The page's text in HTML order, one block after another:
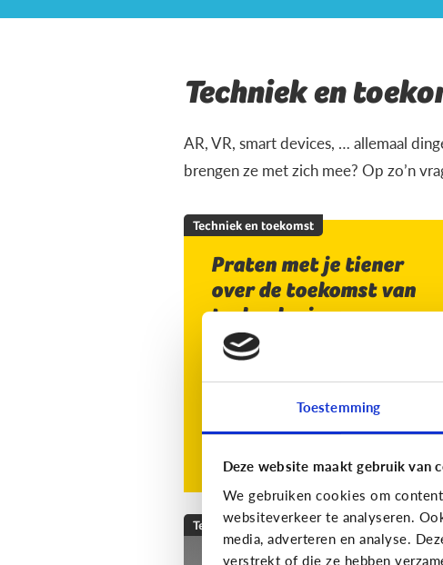
Toestemming
Deze website maakt gebruik van
We gebruiken cookies om
websiteverkeer te analyseren.
media, adverteren en analyse.
verstrekt of die ze hebben
Techniek en
AR, VR, smart devices, … allemaal
brengen ze met zich mee? Op zo’n
Techniek en toekomst
Praten met je tiener
over de toekomst van
technologie
Techniek en toekomst